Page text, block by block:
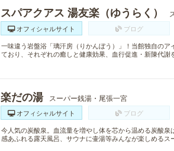
スパアクアス 湯友楽（ゆうらく）
オフィシャルサイト
ブログ
一味違う岩盤浴「璃汗房（りかんぼう）」！当館独自の
ており、それぞれの癒しと健康効果、血行促進・新陳代謝
楽だの湯 スーパー銭湯・尾張一宮
オフィシャルサイト
ブログ
今人気の炭酸泉。血流量を増やし体を芯から温める炭酸
感あふれる露天風呂、サウナに壷湯等みんなが楽しめるス